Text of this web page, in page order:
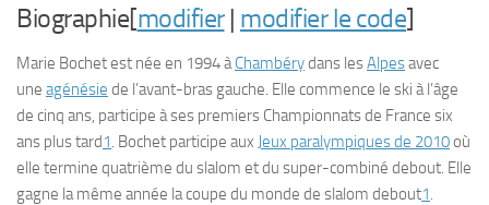
Biographie[modifier| modifier le code]
Marie Bochet est née en 1994 àChambérydans lesAlpesavec
une agénésie de l’avant-bras gauche. Elle commence le ski à l’âge
de cinq ans, participe à ses premiers Championnats de France six
ans plus tard1. Bochet participe aux Jeux paralympiques de 2010où
elle termine quatrième du slalom et du super-combiné debout. Elle
gagne la même année la coupe du monde de slalom debout1.